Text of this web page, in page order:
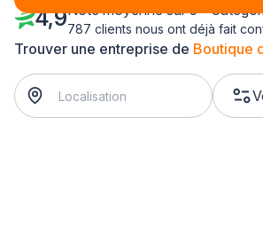
Trouver une entreprise de Boutique
4,9Note moyenne sur 5 -
787 clients nous ont déjà fait